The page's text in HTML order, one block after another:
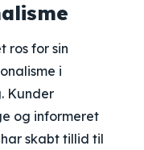
ros for sin
i
Kunder
og informeret
skabt tillid til